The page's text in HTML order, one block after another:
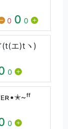
0 0 0
エ)tヽ)
0
0